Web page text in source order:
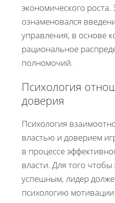
экономического роста.
ознаменовался
управления, в основе
рациональное
полномочий.
Психология
доверия
Психология
властью и доверием
в процессе
власти. Для того
успешным, лидер
психологию